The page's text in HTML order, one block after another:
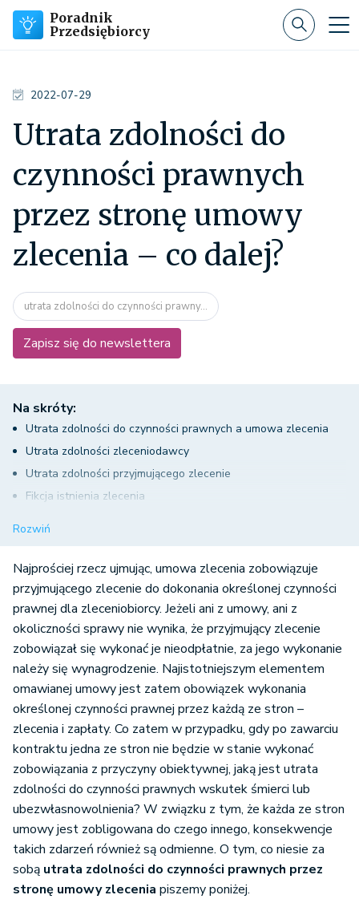
Poradnik
Przedsiębiorcy
2022-07-29
Utrata zdolności do
czynności prawnych
przez stronę umowy
zlecenia – co dalej?
utrata zdolności do czynności prawny...
Zapisz się do newslettera
Na skróty:
Utrata zdolności do czynności prawnych a umowa zlecenia
Utrata zdolności zleceniodawcy
Utrata zdolności przyjmującego zlecenie
Fikcja istnienia zlecenia
Rozwiń
Najprościej rzecz ujmując, umowa zlecenia zobowiązuje
przyjmującego zlecenie do dokonania określonej czynności
prawnej dla zleceniobiorcy. Jeżeli ani z umowy, ani z
okoliczności sprawy nie wynika, że przyjmujący zlecenie
zobowiązał się wykonać je nieodpłatnie, za jego wykonanie
należy się wynagrodzenie. Najistotniejszym elementem
omawianej umowy jest zatem obowiązek wykonania
określonej czynności prawnej przez każdą ze stron –
zlecenia i zapłaty. Co zatem w przypadku, gdy po zawarciu
kontraktu jedna ze stron nie będzie w stanie wykonać
zobowiązania z przyczyny obiektywnej, jaką jest utrata
zdolności do czynności prawnych wskutek śmierci lub
ubezwłasnowolnienia? W związku z tym, że każda ze stron
umowy jest zobligowana do czego innego, konsekwencje
takich zdarzeń również są odmienne. O tym, co niesie za
sobą utrata zdolności do czynności prawnych przez
stronę umowy zlecenia piszemy poniżej.